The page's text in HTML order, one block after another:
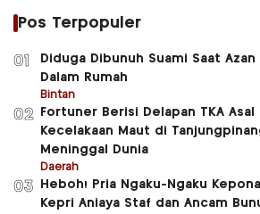
Pos Terpopuler
01
Diduga Dibunuh Suami Saat Azan
Dalam Rumah
Bintan
02
Fortuner Berisi Delapan TKA
Kecelakaan Maut di
Meninggal Dunia
Daerah
03
Heboh! Pria Ngaku-Ngaku
Kepri Aniaya Staf dan Ancam